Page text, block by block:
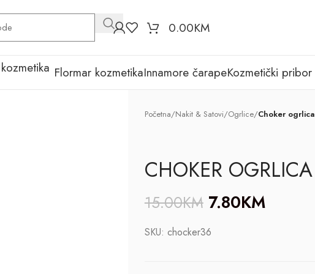
0.00KM
Flormar kozmetikaInnamore čarapeKozmetički pribor
Početna/Nakit & Satovi/Ogrlice/Choker ogrlica
CHOKER OGRLICA
15.00KM 7.80KM
SKU: chocker36